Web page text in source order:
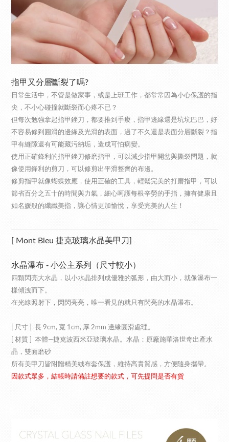
指甲又分層斷裂了嗎?
日常生活中，不管是做家事，或是上班工作，都常常因為小心保護的指
尖，不小心碰撞就斷裂而心疼不已？
但每次勉強拿起指甲銼刀，都要推到手痠，指甲邊緣還是坑坑巴巴，好
不容易修到圓滑的邊緣及光滑的表面，過了不久還是表面分層斷裂？指
甲有縫隙還有可能藏污納垢，造成可怕病變。
使用正確鋒利的指甲銼刀修磨指甲，可以減少指甲開岔與撕裂問題，就
像使用鋒利的剪刀，可以修剪出平滑整齊的布邊。
修剪指甲就像蝴蝶效應，使用正確的工具，輕鬆完美的打磨指甲，可以
節省百分之五十的時間與力氣，細心呵護每根辛勞的手指，擁有健康且
如名媛般的纖纖美指，讓心情更加愉悅，享受完美的人生！
[ Mont Bleu 捷克玻璃水晶美甲刀]
水晶瀑布 - 小公主系列（尺寸較小）
四顆閃亮大水晶，以小水晶排列成優雅的弧形，由大而小，就像瀑布一
樣傾洩而下。
在光線照射下，閃閃亮亮，唯一看見的就只有閃亮的水晶瀑布。
[ 尺寸 ] 長 9cm, 寬 1cm, 厚 2mm 邊緣圓滑處理。
[ 材質 ] 本體—捷克波西米亞玻璃水晶。水晶：原廠施華洛世奇出產水
晶，雙面磨砂
所有美甲刀皆附贈精美絨布套保護，維持高貴質感，方便隨身攜帶。
因款式眾多，結帳時請備註想要的款式，可先提問是否有貨​